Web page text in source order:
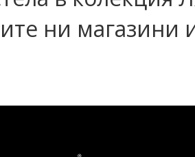
ни магазини